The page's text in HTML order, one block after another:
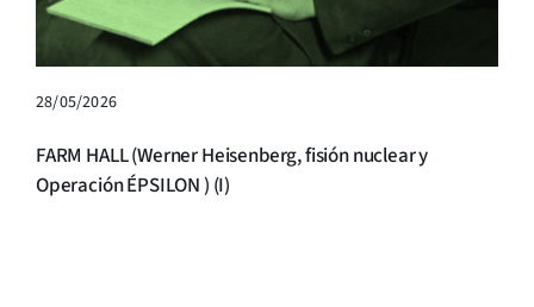
28/05/2026
FARM HALL (Werner Heisenberg, fisión nuclear y
Operación ÉPSILON ) (I)